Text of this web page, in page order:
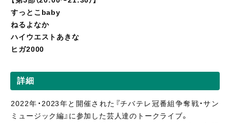
すっとこbaby
ねるよなか
ハイウエストあきな
ヒガ2000
詳細
2022年・2023年と開催された『チバテレ冠番組争奪戦・サン
ミュージック編』に参加した芸人達のトークライブ。